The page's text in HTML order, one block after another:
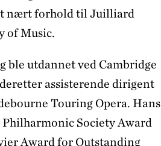
nært forhold til Juilliard
of Music.
ble utdannet ved Cambridge
assisterende dirigent
Touring Opera. Hans
Society Award
Award for Outstanding